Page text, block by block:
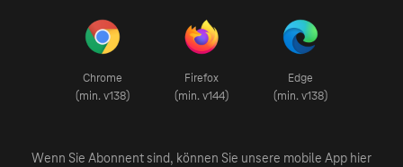
Chrome
(min. v138)
Firefox
(min. v144)
Edge
(min. v138)
Wenn Sie Abonnent sind, können Sie unsere mobile App hier